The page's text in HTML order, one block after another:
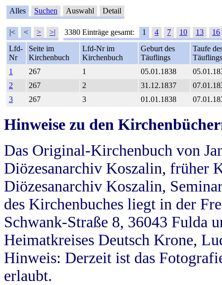
Alles Suchen Auswahl Detail
|< < > >| 3380 Einträge gesamt: 1 4 7 10 13
16
Lfd-
Nr
Seite im
Kirchenbuch
Lfd-Nr im
Kirchenbuch
Geburt des
Täuflings
Taufe
Täuflings
1
267 1 05.01.1838
2
267 2 31.12.1837
3
267 3 01.01.1838
Hinweise zu den
Das Original-Kirchenbuch von
Diözesanarchiv Koszalin, früher
Diözesanarchiv Koszalin,
des Kirchenbuches liegt in der
Schwank-Straße 8, 36043 Fulda
Heimatkreises Deutsch Krone,
Hinweis: Derzeit ist das
erlaubt.